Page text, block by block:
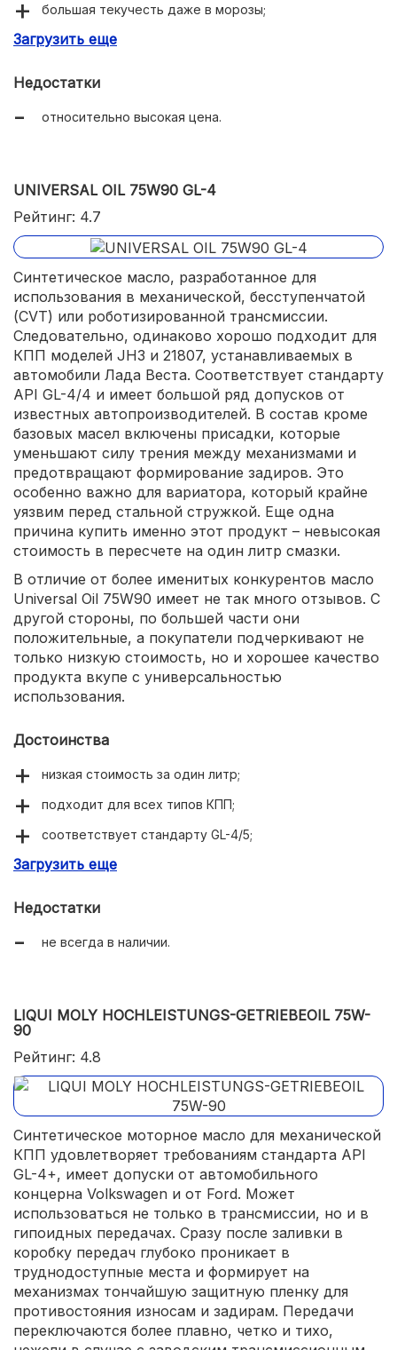
большая текучесть даже в морозы;
наличие допусков от Volkswagen.
Загрузить еще
Недостатки
относительно высокая цена.
UNIVERSAL OIL 75W90 GL-4
Рейтинг: 4.7
Синтетическое масло, разработанное для
использования в механической, бесступенчатой
(CVT) или роботизированной трансмиссии.
Следовательно, одинаково хорошо подходит для
КПП моделей JH3 и 21807, устанавливаемых в
автомобили Лада Веста. Соответствует стандарту
API GL-4/4 и имеет большой ряд допусков от
известных автопроизводителей. В состав кроме
базовых масел включены присадки, которые
уменьшают силу трения между механизмами и
предотвращают формирование задиров. Это
особенно важно для вариатора, который крайне
уязвим перед стальной стружкой. Еще одна
причина купить именно этот продукт – невысокая
стоимость в пересчете на один литр смазки.
В отличие от более именитых конкурентов масло
Universal Oil 75W90 имеет не так много отзывов. С
другой стороны, по большей части они
положительные, а покупатели подчеркивают не
только низкую стоимость, но и хорошее качество
продукта вкупе с универсальностью
использования.
Достоинства
низкая стоимость за один литр;
подходит для всех типов КПП;
соответствует стандарту GL-4/5;
большой объем, канистра 4 литра.
Загрузить еще
Недостатки
не всегда в наличии.
LIQUI MOLY HOCHLEISTUNGS-GETRIEBEOIL 75W-
90
Рейтинг: 4.8
Синтетическое моторное масло для механической
КПП удовлетворяет требованиям стандарта API
GL-4+, имеет допуски от автомобильного
концерна Volkswagen и от Ford. Может
использоваться не только в трансмиссии, но и в
гипоидных передачах. Сразу после заливки в
коробку передач глубоко проникает в
труднодоступные места и формирует на
механизмах тончайшую защитную пленку для
противостояния износам и задирам. Передачи
переключаются более плавно, четко и тихо,